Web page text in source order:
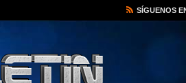
SÍGUENOS